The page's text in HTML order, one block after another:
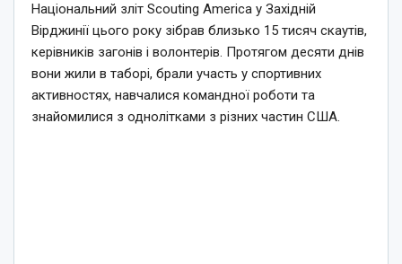
Національний зліт Scouting America у Західній
Вірджинії цього року зібрав близько 15 тисяч скаутів,
керівників загонів і волонтерів. Протягом десяти днів
вони жили в таборі, брали участь у спортивних
активностях, навчалися командної роботи та
знайомилися з однолітками з різних частин США.